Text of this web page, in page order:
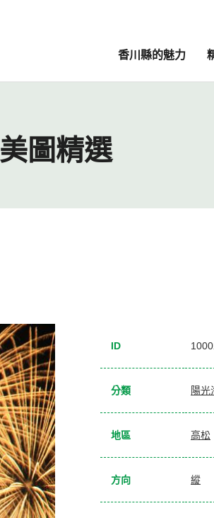
香川縣的魅力
美圖精選
ID
分類 陽光
地區 高松
方向 縱